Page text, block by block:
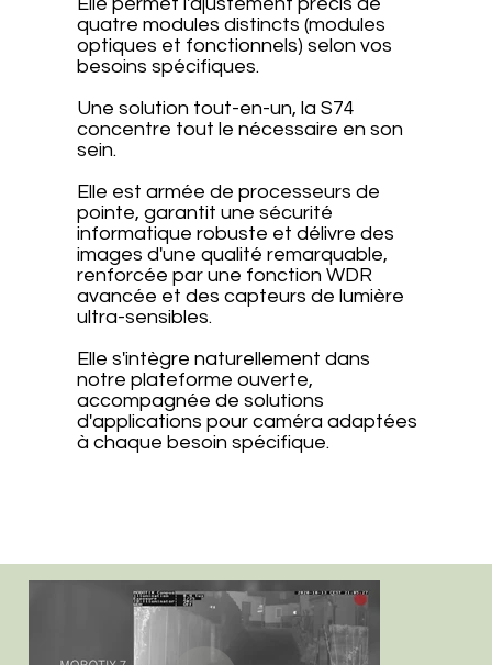
quatre modules distincts (modules
optiques et fonctionnels) selon vos
besoins spécifiques.
Une solution tout-en-un, la S74
concentre tout le nécessaire en son
sein.
Elle est armée de processeurs de
pointe, garantit une sécurité
informatique robuste et délivre des
images d'une qualité remarquable,
renforcée par une fonction WDR
avancée et des capteurs de lumière
ultra-sensibles.
Elle s'intègre naturellement dans
notre plateforme ouverte,
accompagnée de solutions
d'applications pour caméra adaptées
à chaque besoin spécifique.